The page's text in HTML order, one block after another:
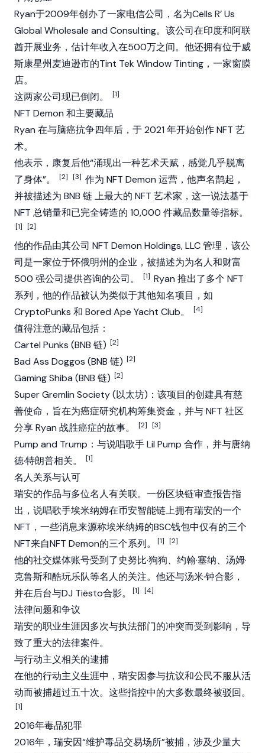
Ryan于2009年创办了一家电信公司，名为Cells R’ Us
Global Wholesale and Consulting。该公司在印度和阿联
酋开展业务，估计年收入在500万之间。他还拥有位于威
斯康星州麦迪逊市的Tint Tek Window Tinting，一家窗膜
店。
这两家公司现已倒闭。
[1]
NFT Demon 和主要藏品
Ryan 在与脑癌抗争四年后，于 2021 年开始创作 NFT 艺
术。
他表示，康复后他“涌现出一种艺术天赋，感觉几乎脱离
了身体”。
[2] [3] 作为 NFT Demon 运营，他声名鹊起，
并被描述为 BNB 链上最大的 NFT 艺术家，这一说法基于
NFT 总销量和已完全铸造的 10,000 件藏品数量等指标。
[1] [2]
他的作品由其公司 NFT Demon Holdings, LLC 管理，该公
司是一家位于怀俄明州的企业，被描述为为名人和财富
500 强公司提供咨询的公司。
[1] Ryan 推出了多个 NFT
系列，他的作品被认为类似于其他知名项目，如
CryptoPunks 和 Bored Ape Yacht Club。 [4]
值得注意的藏品包括：
Cartel Punks (BNB 链) [2]
Bad Ass Doggos (BNB 链) [2]
Gaming Shiba (BNB 链) [2]
Super Gremlin Society (以太坊)：该项目的创建具有慈
善使命，旨在为癌症研究机构筹集资金，并与 NFT 社区
分享 Ryan 战胜癌症的故事。
[2] [3]
Pump and Trump：与说唱歌手 Lil Pump 合作，并与唐纳
德·特朗普相关。
[1]
名人关系与认可
瑞安的作品与多位名人有关联。一份区块链审查报告指
出，说唱歌手埃米纳姆在币安智能链上拥有瑞安的一个
NFT，一些消息来源称埃米纳姆的BSC钱包中仅有的三个
NFT来自NFT Demon的三个系列。
[1] [2]
他的社交媒体账号受到了史努比·狗狗、约翰·塞纳、汤姆·
克鲁斯和酷玩乐队等名人的关注。他还与汤米·钟合影，
并在后台与DJ Tiësto合影。
[1] [4]
法律问题和争议
瑞安的职业生涯因多次与执法部门的冲突而受到影响，导
致了重大的法律案件。
与行动主义相关的逮捕
在他的行动主义生涯中，瑞安因参与抗议和公民不服从活
动而被捕超过五十次。这些指控中的大多数最终被驳回。
[1]
2016年毒品犯罪
2016年，瑞安因“维护毒品交易场所”被捕，涉及少量大